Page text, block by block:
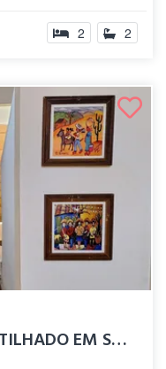
2 2
QUARTO DUPLO COMPARTILHADO EM SANTOS